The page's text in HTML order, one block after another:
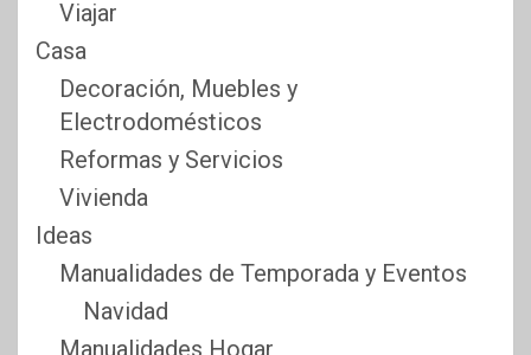
Viajar
Casa
Decoración, Muebles y
Electrodomésticos
Reformas y Servicios
Vivienda
Ideas
Manualidades de Temporada y Eventos
Navidad
Manualidades Hogar